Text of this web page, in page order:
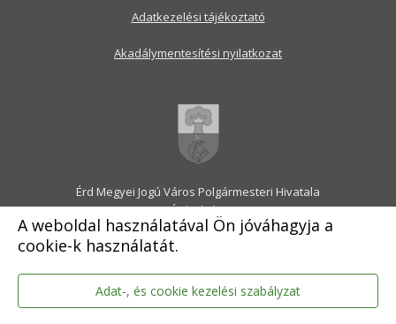
A weboldal használatával Ön jóváhagyja a
cookie-k használatát.
Adat-, és cookie kezelési szabályzat
Érd Megyei Jogú Város Polgármesteri Hivatala
2030 Érd, Alsó utca 1.
Levélcím: 2031 Érd, Pf.: 31
E-mail:onkormanyzat@erd.hu
Telefonközpont:06-23-522-300
Ügyfélszolgálat:06-23-522-301
Hivatali Kapu: ERDPH
Adatkezelési tájékoztató
Akadálymentesítési nyilatkozat